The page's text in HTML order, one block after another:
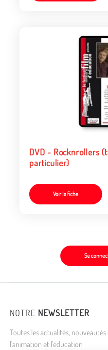
DVD - Rocknrollers
particulier)
Voir la fiche
Se
NOTRE NEWSLETTER
Toutes les actualités,
l'animation et l'éducation